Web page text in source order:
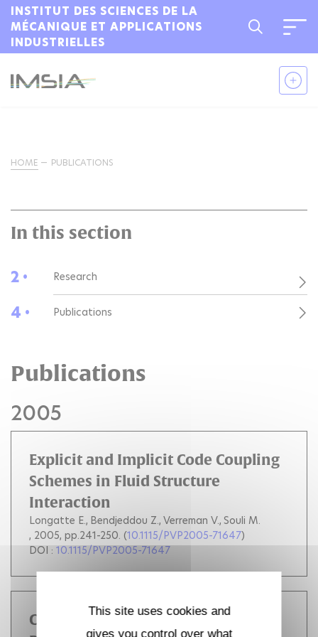
INSTITUT DES SCIENCES DE LA
MÉCANIQUE ET APPLICATIONS
INDUSTRIELLES
HOME PUBLICATIONS
In this section
2 • Research
4 • Publications
Publications
2005
Explicit and Implicit Code Coupling
Schemes in Fluid Structure
Interaction
Longatte E. Bendjeddou Z. Verreman V. Souli M.
, 2005, pp.241-250. (10.1115/PVP2005-71647)
DOI : 10.1115/PVP2005-71647
Comparison of Strong and
This site uses cookies and
gives you control over what